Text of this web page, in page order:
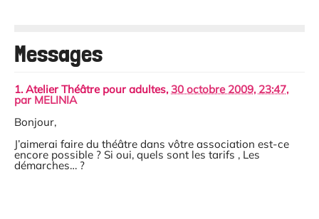
Messages
1. Atelier Théâtre pour adultes,30 octobre 2009, 23:47,
par MELINIA
Bonjour,
J’aimerai faire du théâtre dans vôtre association est-ce
encore possible ? Si oui, quels sont les tarifs , Les
démarches… ?